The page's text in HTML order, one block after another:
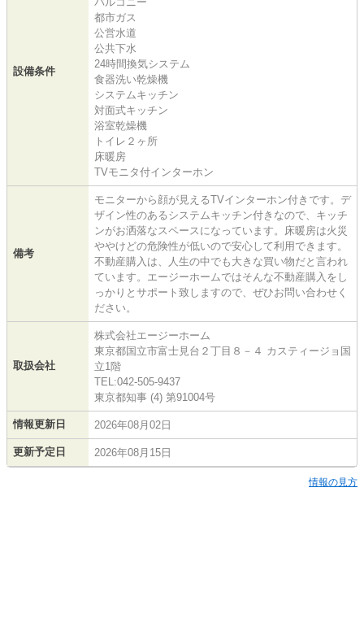
設備条件
都市ガス
公営水道
公共下水
24時間換気システム
食器洗い乾燥機
システムキッチン
対面式キッチン
浴室乾燥機
トイレ２ヶ所
床暖房
TVモニタ付インターホン
備考
モニターから顔が見えるTVインターホン付きです。デ
ザイン性のあるシステムキッチン付きなので、キッチ
ンがお洒落なスペースになっています。床暖房は火災
ややけどの危険性が低いので安心して利用できます。
不動産購入は、人生の中でも大きな買い物だと言われ
ています。エージーホームではそんな不動産購入をし
っかりとサポート致しますので、ぜひお問い合わせく
ださい。
取扱会社
株式会社エージーホーム
東京都国立市富士見台２丁目８－４ カスティージョ国
立1階
TEL:042-505-9437
東京都知事 (4) 第91004号
情報更新日 2026年08月02日
更新予定日 2026年08月15日
情報の見方